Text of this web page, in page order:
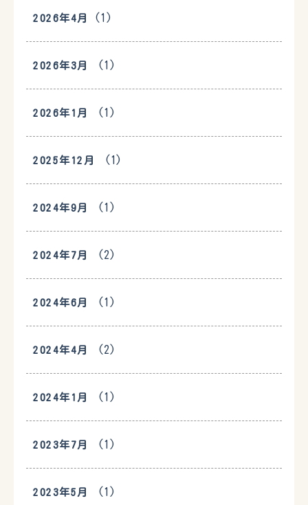
2026年4月 (1)
2026年3月 (1)
2026年1月 (1)
2025年12月 (1)
2024年9月 (1)
2024年7月 (2)
2024年6月 (1)
2024年4月 (2)
2024年1月 (1)
2023年7月 (1)
2023年5月 (1)